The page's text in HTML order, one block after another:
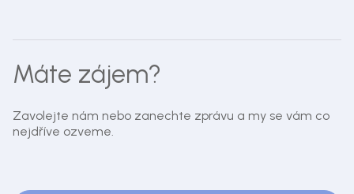
Máte zájem?
Zavolejte nám nebo zanechte zprávu a my se vám co
nejdříve ozveme.